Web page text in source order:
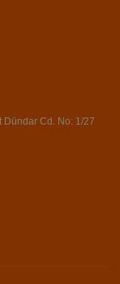
Dündar Cd. No: 1/27